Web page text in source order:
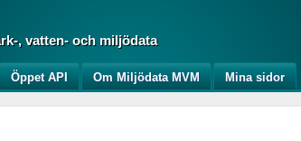
, vatten- och miljödata
Öppet API Om Miljödata MVM Mina sidor